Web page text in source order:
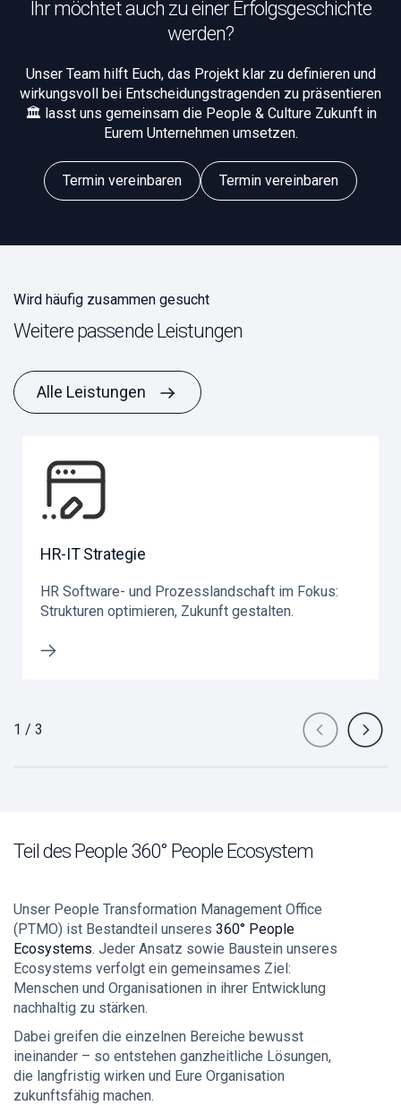
Ihr möchtet auch zu einer Erfolgsgeschichte
werden?
Unser Team hilft Euch, das Projekt klar zu definieren und
wirkungsvoll bei Entscheidungstragenden zu präsentieren
🏛️ lasst uns gemeinsam die People & Culture Zukunft in
Eurem Unternehmen umsetzen.
Termin vereinbaren Termin vereinbaren
Wird häufig zusammen gesucht
Weitere passende Leistungen
Alle Leistungen
HR-IT Strategie
HR Software- und Prozesslandschaft im Fokus:
Strukturen optimieren, Zukunft gestalten.
1 / 3
Teil des People 360° People Ecosystem
Unser People Transformation Management Office
(PTMO) ist Bestandteil unseres 360° People
Ecosystems. Jeder Ansatz sowie Baustein unseres
Ecosystems verfolgt ein gemeinsames Ziel:
Menschen und Organisationen in ihrer Entwicklung
nachhaltig zu stärken.
Dabei greifen die einzelnen Bereiche bewusst
ineinander – so entstehen ganzheitliche Lösungen,
die langfristig wirken und Eure Organisation
zukunftsfähig machen.